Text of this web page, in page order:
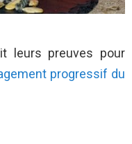
leurs preuves pour
progressif du